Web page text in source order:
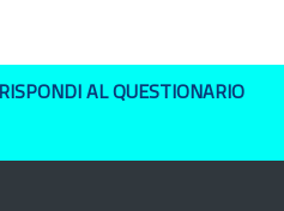
RISPONDI AL QUESTIONARIO